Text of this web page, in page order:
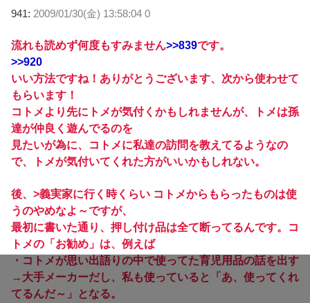
941: 2009/01/30(金) 13:58:04 0
流れも読めず何度もすみません>>839です。
>>920
いい方法ですね！ありがとうございます、次から使わせて
もらいます！
コトメより先にトメが気付くかもしれませんが、トメは孫
達が仲良く遊んでるのを
見たいが為に、コトメに私達の訪問を教えてるようなの
で、トメが気付いてくれた方がいいかもしれない。
後、>義実家に行く時くらい コトメからもらったものは使
うのやめなよ～ですが、
最初に書いた通り、押し付け品は全て断ってるんです。コ
トメの「お勧め」は、例えば
・コトメが思い出語りの中で使ってた育児用品の話を出す
→大手メーカーだし、私も使っていると「あ、使ってくれ
てるんだ～」となる。